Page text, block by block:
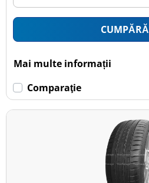
CUMPĂRĂ
Mai multe informații
Comparaţie